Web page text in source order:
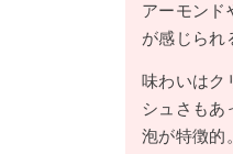
アーモンド
が感じられ
味わいはク
シュさもあ
泡が特徴的